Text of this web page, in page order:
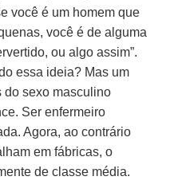
você é um homem que
você é de alguma
ou algo assim”.
essa ideia? Mas um
do sexo masculino
Ser enfermeiro
Agora, ao contrário
em fábricas, o
de classe média.